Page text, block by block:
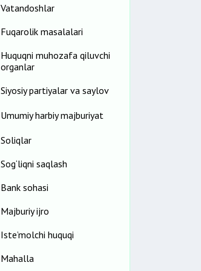
Vatandoshlar
Fuqarolik masalalari
Huquqni muhozafa qiluvchi
organlar
Siyosiy partiyalar va saylov
Umumiy harbiy majburiyat
Soliqlar
Sog‘liqni saqlash
Bank sohasi
Majburiy ijro
Iste’molchi huquqi
Mahalla